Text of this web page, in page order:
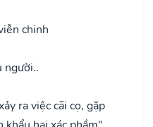
chinh
người..
ra việc cãi cọ, gặp